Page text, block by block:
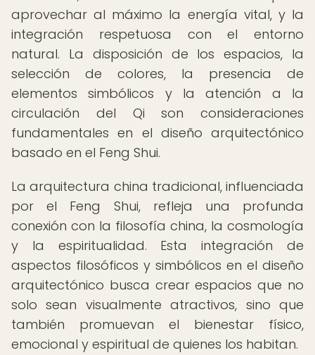
aprovechar al máximo la energía vital, y la
integración respetuosa con el entorno
natural. La disposición de los espacios, la
selección de colores, la presencia de
elementos simbólicos y la atención a la
circulación del Qi son consideraciones
fundamentales en el diseño arquitectónico
basado en el Feng Shui.
La arquitectura china tradicional, influenciada
por el Feng Shui, refleja una profunda
conexión con la filosofía china, la cosmología
y la espiritualidad. Esta integración de
aspectos filosóficos y simbólicos en el diseño
arquitectónico busca crear espacios que no
solo sean visualmente atractivos, sino que
también promuevan el bienestar físico,
emocional y espiritual de quienes los habitan.